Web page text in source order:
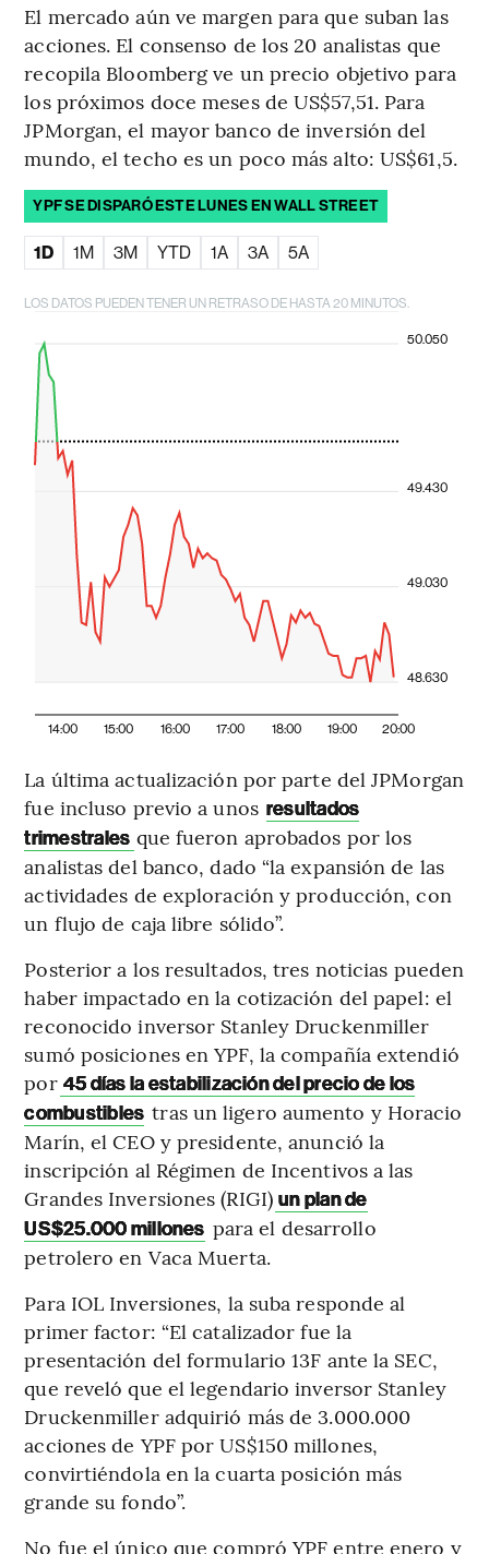
El mercado aún ve margen para que suban las
acciones. El consenso de los 20 analistas que
recopila Bloomberg ve un precio objetivo para
los próximos doce meses de US$57,51. Para
JPMorgan, el mayor banco de inversión del
mundo, el techo es un poco más alto: US$61,5.
YPF SE DISPARÓ ESTE LUNES EN WALL STREET
1D 1M 3M YTD 1A 3A 5A
LOS DATOS PUEDEN TENER UN RETRASO DE HASTA 20 MINUTOS.
14:00 15:00 16:00 17:00 18:00 19:00 20:00
48.630
49.030
49.430
50.050
La última actualización por parte del JPMorgan
fue incluso previo a unos resultados
trimestrales que fueron aprobados por los
analistas del banco, dado “la expansión de las
actividades de exploración y producción, con
un flujo de caja libre sólido”.
Posterior a los resultados, tres noticias pueden
haber impactado en la cotización del papel: el
reconocido inversor Stanley Druckenmiller
sumó posiciones en YPF, la compañía extendió
por 45 días la estabilización del precio de los
combustibles tras un ligero aumento y Horacio
Marín, el CEO y presidente, anunció la
inscripción al Régimen de Incentivos a las
Grandes Inversiones (RIGI) un plan de
US$25.000 millones para el desarrollo
petrolero en Vaca Muerta.
Para IOL Inversiones, la suba responde al
primer factor: “El catalizador fue la
presentación del formulario 13F ante la SEC,
que reveló que el legendario inversor Stanley
Druckenmiller adquirió más de 3.000.000
acciones de YPF por US$150 millones,
convirtiéndola en la cuarta posición más
grande su fondo”.
No fue el único que compró YPF entre enero y